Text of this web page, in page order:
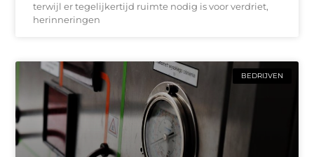
terwijl er tegelijkertijd ruimte nodig is voor verdriet,
herinneringen
BEDRIJVEN